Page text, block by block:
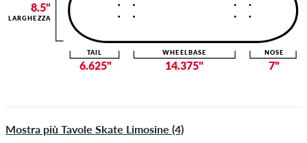
Mostra più Tavole Skate Limosine (4)
14.375"
WHEELBASE
7"
NOSE
6.625"
TAIL
8.5"
LARGHEZZA